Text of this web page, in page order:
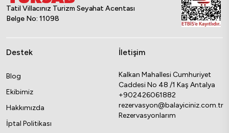
Tatil Villacınız Turizm Seyahat Acentası
Belge No: 11098
Destek
Blog
Ekibimiz
Hakkımızda
İptal Politikası
İletişim
Kalkan Mahallesi Cumhuriyet
Caddesi No 48 /1 Kaş Antalya
+902426061882
rezervasyon@balayiciniz.com.tr
Rezervasyonlarım